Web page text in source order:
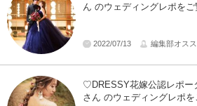
ん のウェディングレポを
2022/07/13 編集部オス
♡DRESSY花嫁公認レポー
さん のウェディングレポ